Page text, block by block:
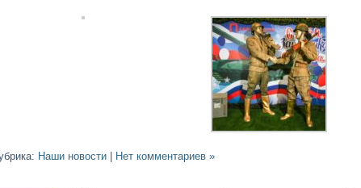
Наши новости Нет комментариев »